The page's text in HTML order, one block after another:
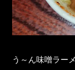
う～ん味噌ラー